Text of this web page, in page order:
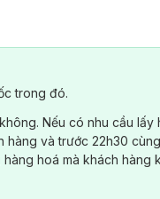
trong đó.
Nếu có nhu cầu lấy
và trước 22h30
hoá mà khách hàng